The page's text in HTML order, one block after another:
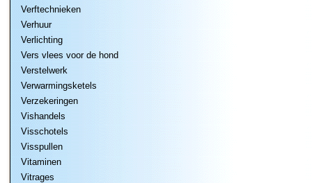
Verftechnieken
Verhuur
Verlichting
Vers vlees voor de hond
Verstelwerk
Verwarmingsketels
Verzekeringen
Vishandels
Visschotels
Visspullen
Vitaminen
Vitrages